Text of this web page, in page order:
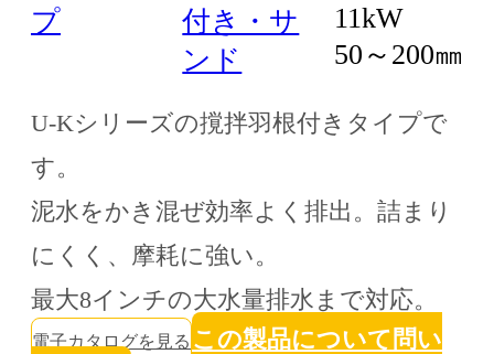
プ
付き・サ
ンド
11kW
50～200㎜
U-Kシリーズの撹拌羽根付きタイプで
す。
泥水をかき混ぜ効率よく排出。詰まり
にくく、摩耗に強い。
最大8インチの大水量排水まで対応。
電子カタログを見る この製品について問い